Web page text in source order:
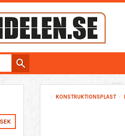
KONSTRUKTIONSPLAST
SEK